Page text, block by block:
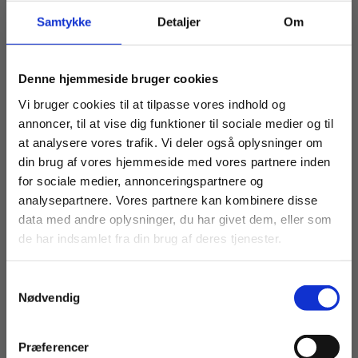
Samtykke Detaljer Om
Denne hjemmeside bruger cookies
Vi bruger cookies til at tilpasse vores indhold og
annoncer, til at vise dig funktioner til sociale medier og til
at analysere vores trafik. Vi deler også oplysninger om
din brug af vores hjemmeside med vores partnere inden
for sociale medier, annonceringspartnere og
analysepartnere. Vores partnere kan kombinere disse
data med andre oplysninger, du har givet dem, eller som
de har indsamlet fra din brug af deres tjenester.
Nødvendig
Præferencer
funktion hos hvirveldyrene.
Bogen er skrevet til biologiundervisningen på
samt til inspiration til undervisning i fysiologi på
alle niveauer.
Der er tale om en opdateret udgave af en samling
af artikler skrevet og udgivet løbende i
Biologiforbundets medlemsblad Kaskelot med
titlen ‘Komparativ fysiologi’.
Artiklerne blev populære hos læserne da de på en
inspirerende måde formidlede komplicerede
sammenhænge indenfor hvirveldyrenes tilpasning
temaerne:
Køb læremidler og find masterclasses mm.
Fortsæt som:
For privatkunder og
studerende. Du får
vist priser inkl.
For institutioner og
virksomheder. Du
får vist priser ekskl.